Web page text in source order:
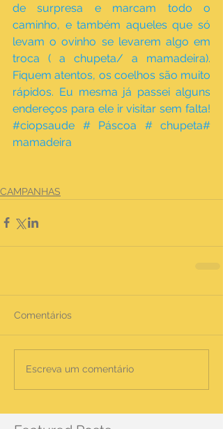
de surpresa e marcam todo o
caminho, e também aqueles que só
levam o ovinho se levarem algo em
troca ( a chupeta/ a mamadeira).
Fiquem atentos, os coelhos são muito
rápidos. Eu mesma já passei alguns
endereços para ele ir visitar sem falta!
#ciopsaude # Páscoa # chupeta#
mamadeira
CAMPANHAS
Comentários
Escreva um comentário